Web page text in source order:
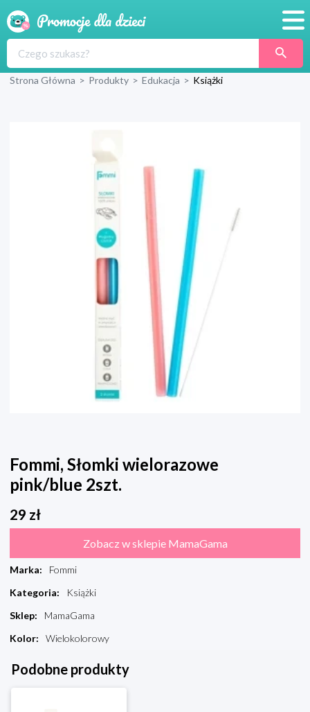
Produkty
Strona Główna > Produkty > Edukacja > Książki
Fommi, Słomki wielorazowe
pink/blue 2szt.
29 zł
Zobacz w sklepie MamaGama
Marka:
Fommi
Kategoria:
Książki
Sklep:
MamaGama
Kolor: Wielokolorowy
Podobne produkty